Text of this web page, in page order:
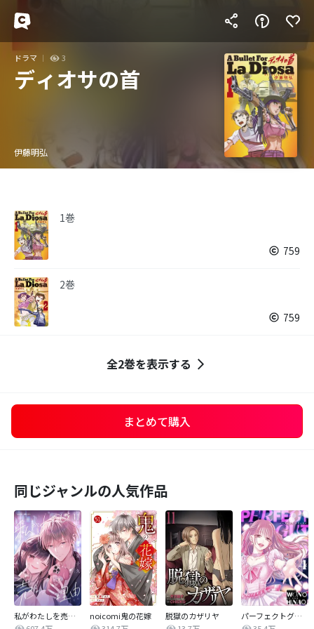
ドラマ 3
ディオサの首
伊藤明弘
1巻
759
2巻
759
全2巻を表示する
まとめて購入
同じジャンルの人気作品
私がわたしを売る理由
noicomi鬼の花嫁
脱獄のカザリヤ
パーフェクトグリッター